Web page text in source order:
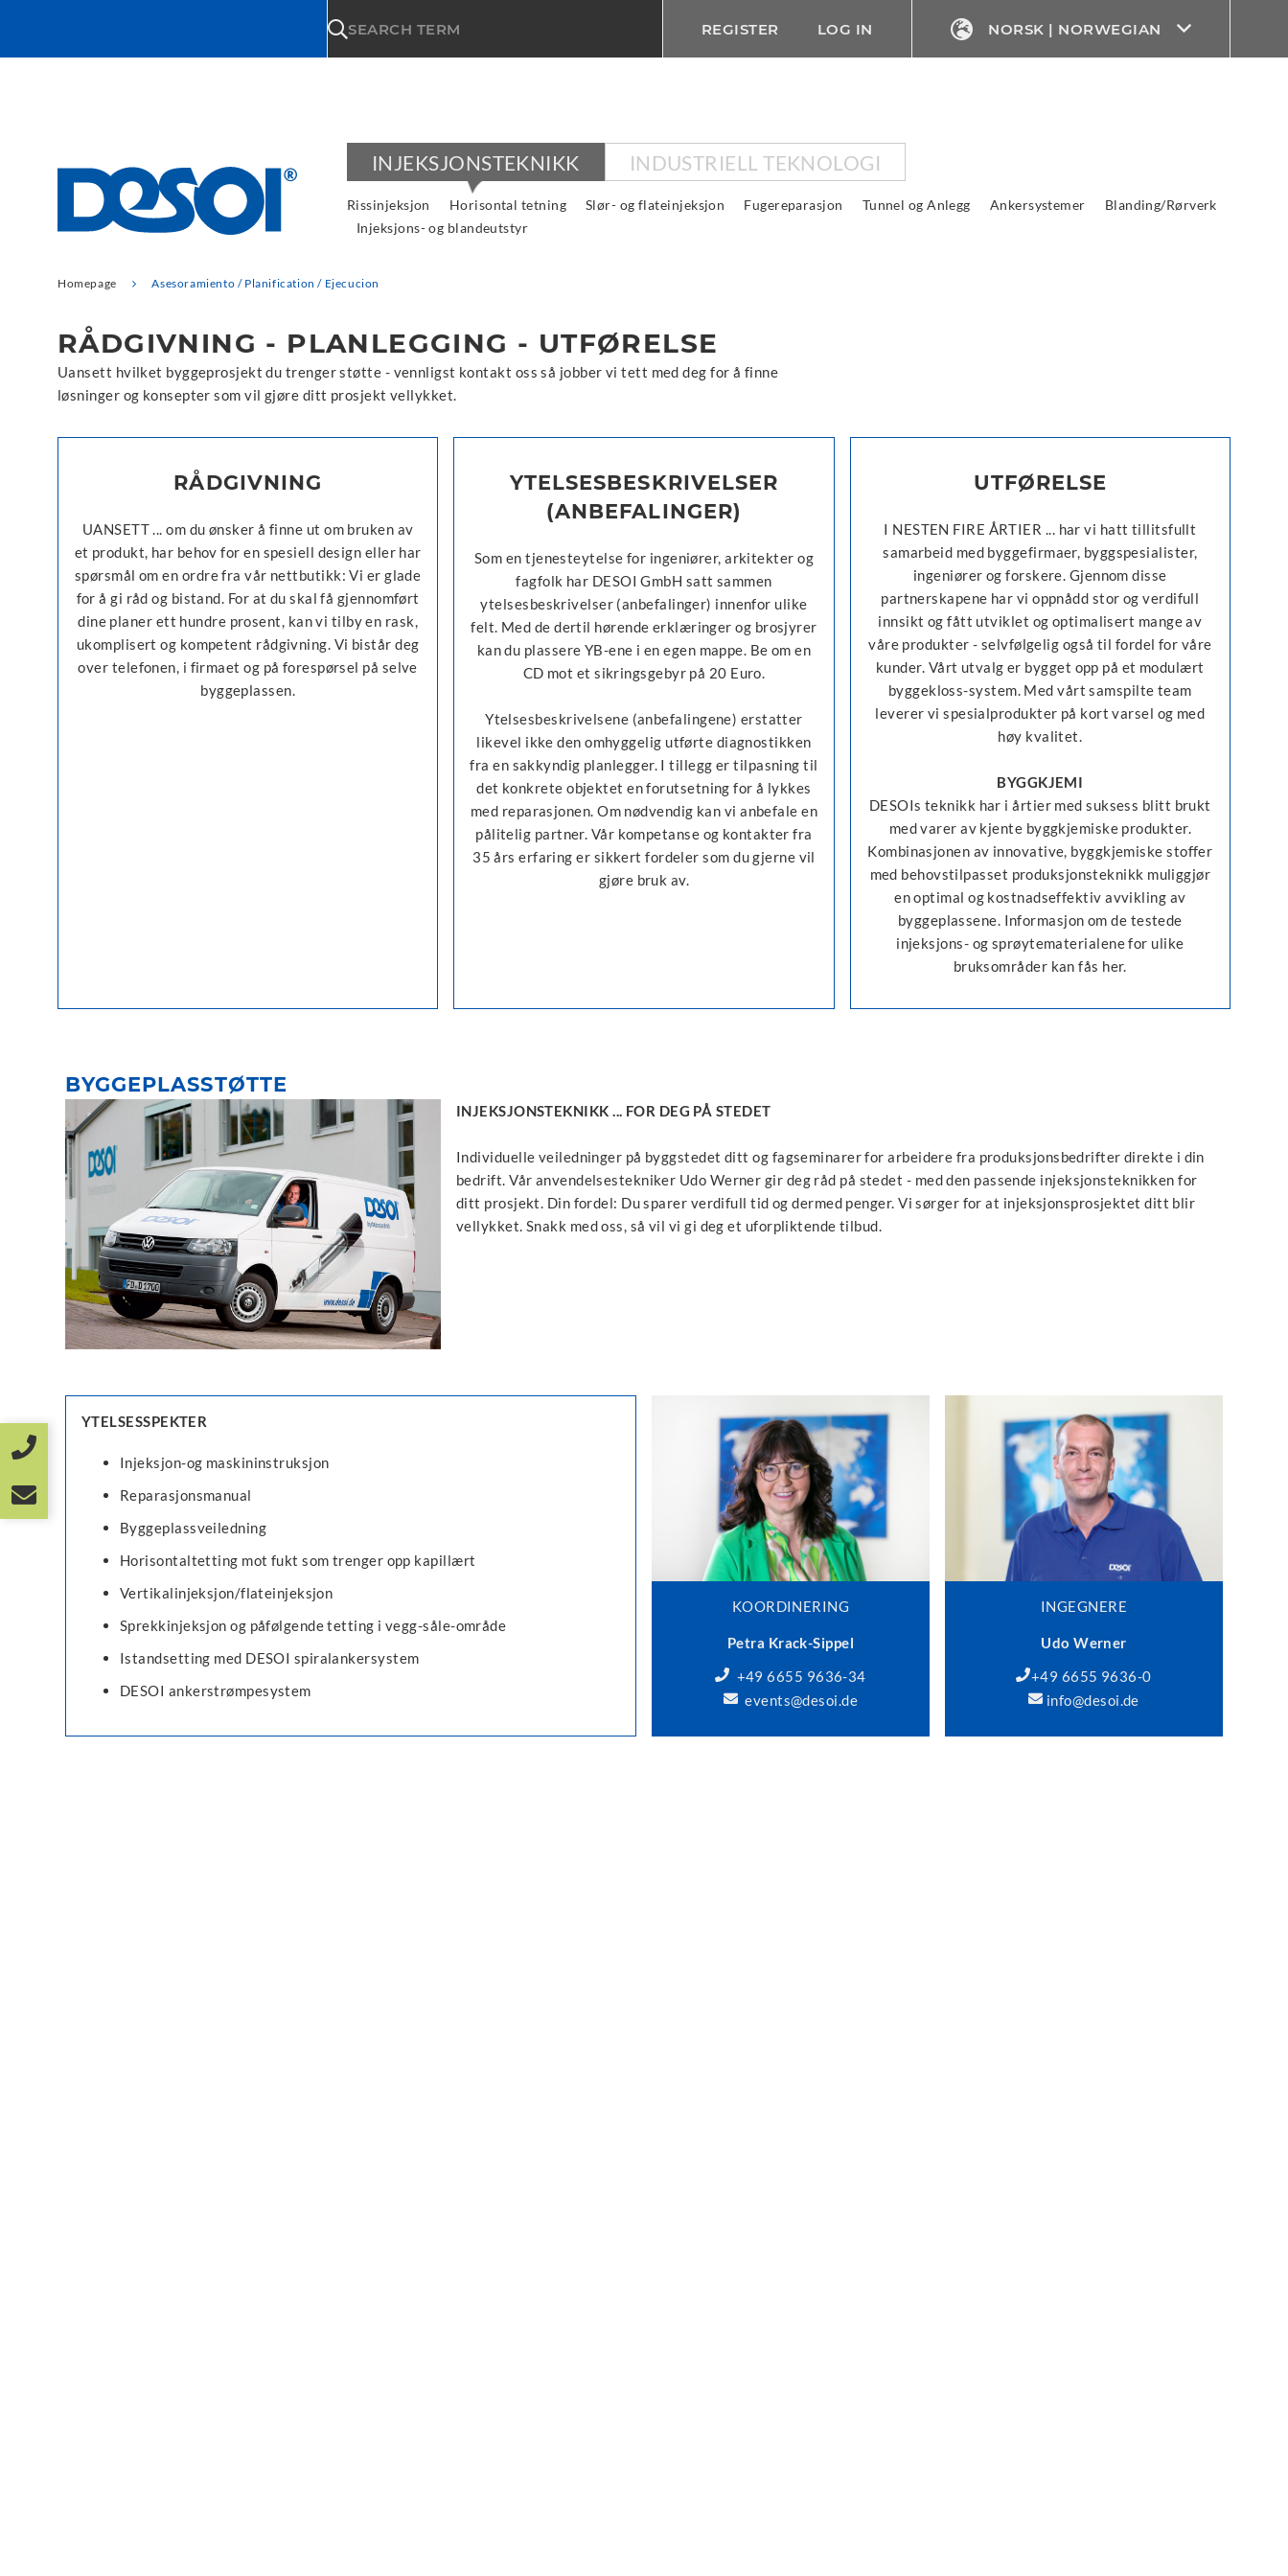
SEARCH TERM REGISTER LOG IN NORSK | NORWEGIAN
INJEKSJONSTEKNIKK INDUSTRIELL TEKNOLOGI
Rissinjeksjon Horisontal tetning Slør- og flateinjeksjon Fugereparasjon Tunnel og Anlegg Ankersystemer
Blanding/Rørverk
Injeksjons- og blandeutstyr
Homepage Asesoramiento / Planification / Ejecucion
RÅDGIVNING - PLANLEGGING - UTFØRELSE
Uansett hvilket byggeprosjekt du trenger støtte - vennligst kontakt oss så jobber vi tett med deg for å finne
løsninger og konsepter som vil gjøre ditt prosjekt vellykket.
RÅDGIVNING
UANSETT ... om du ønsker å finne ut om bruken av
et produkt, har behov for en spesiell design eller har
spørsmål om en ordre fra vår nettbutikk: Vi er glade
for å gi råd og bistand. For at du skal få gjennomført
dine planer ett hundre prosent, kan vi tilby en rask,
ukomplisert og kompetent rådgivning. Vi bistår deg
over telefonen, i firmaet og på forespørsel på selve
byggeplassen.
YTELSESBESKRIVELSER
(ANBEFALINGER)
Som en tjenesteytelse for ingeniører, arkitekter og
fagfolk har DESOI GmbH satt sammen
ytelsesbeskrivelser (anbefalinger) innenfor ulike
felt. Med de dertil hørende erklæringer og brosjyrer
kan du plassere YB-ene i en egen mappe. Be om en
CD mot et sikringsgebyr på 20 Euro.
Ytelsesbeskrivelsene (anbefalingene) erstatter
likevel ikke den omhyggelig utførte diagnostikken
fra en sakkyndig planlegger. I tillegg er tilpasning til
det konkrete objektet en forutsetning for å lykkes
med reparasjonen. Om nødvendig kan vi anbefale en
pålitelig partner. Vår kompetanse og kontakter fra
35 års erfaring er sikkert fordeler som du gjerne vil
gjøre bruk av.
UTFØRELSE
I NESTEN FIRE ÅRTIER ... har vi hatt tillitsfullt
samarbeid med byggefirmaer, byggspesialister,
ingeniører og forskere. Gjennom disse
partnerskapene har vi oppnådd stor og verdifull
innsikt og fått utviklet og optimalisert mange av
våre produkter - selvfølgelig også til fordel for våre
kunder. Vårt utvalg er bygget opp på et modulært
byggekloss-system. Med vårt samspilte team
leverer vi spesialprodukter på kort varsel og med
høy kvalitet.
BYGGKJEMI
DESOIs teknikk har i årtier med suksess blitt brukt
med varer av kjente byggkjemiske produkter.
Kombinasjonen av innovative, byggkjemiske stoffer
med behovstilpasset produksjonsteknikk muliggjør
en optimal og kostnadseffektiv avvikling av
byggeplassene. Informasjon om de testede
injeksjons- og sprøytematerialene for ulike
bruksområder kan fås her.
BYGGEPLASSTØTTE
INJEKSJONSTEKNIKK ... FOR DEG PÅ STEDET
Individuelle veiledninger på byggstedet ditt og fagseminarer for arbeidere fra produksjonsbedrifter direkte i din
bedrift. Vår anvendelsestekniker Udo Werner gir deg råd på stedet - med den passende injeksjonsteknikken for
ditt prosjekt. Din fordel: Du sparer verdifull tid og dermed penger. Vi sørger for at injeksjonsprosjektet ditt blir
vellykket. Snakk med oss, så vil vi gi deg et uforpliktende tilbud.
YTELSESSPEKTER
Injeksjon-og maskininstruksjon
Reparasjonsmanual
Byggeplassveiledning
Horisontaltetting mot fukt som trenger opp kapillært
Vertikalinjeksjon/flateinjeksjon
Sprekkinjeksjon og påfølgende tetting i vegg-såle-område
Istandsetting med DESOI spiralankersystem
DESOI ankerstrømpesystem
KOORDINERING
Petra Krack-Sippel
+49 6655 9636-34
events@desoi.de
INGEGNERE
Udo Werner
+49 6655 9636-0
info@desoi.de